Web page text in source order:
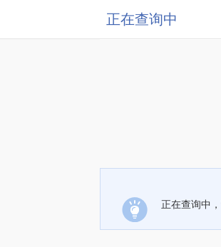
正在查询中
正在查询中